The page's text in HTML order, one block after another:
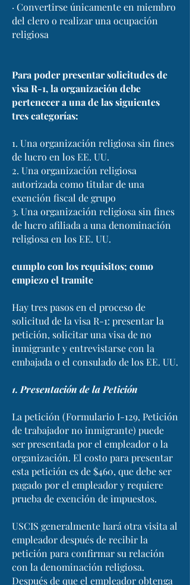
· Convertirse únicamente en miembro
del clero o realizar una ocupación
religiosa
Para poder presentar solicitudes de
visa R-1, la organización debe
pertenecer a una de las siguientes
tres categorías:
1. Una organización religiosa sin fines
de lucro en los EE. UU.
2. Una organización religiosa
autorizada como titular de una
exención fiscal de grupo
3. Una organización religiosa sin fines
de lucro afiliada a una denominación
religiosa en los EE. UU.
cumplo con los requisitos; como
empiezo el tramite
Hay tres pasos en el proceso de
solicitud de la visa R-1: presentar la
petición, solicitar una visa de no
inmigrante y entrevistarse con la
embajada o el consulado de los EE. UU.
1. Presentación de la Petición
La petición (Formulario I-129, Petición
de trabajador no inmigrante) puede
ser presentada por el empleador o la
organización. El costo para presentar
esta petición es de $460, que debe ser
pagado por el empleador y requiere
prueba de exención de impuestos.
USCIS generalmente hará otra visita al
empleador después de recibir la
petición para confirmar su relación
con la denominación religiosa.
Después de que el empleador obtenga